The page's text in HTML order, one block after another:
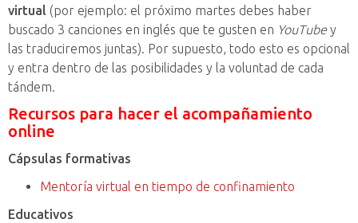
virtual (por ejemplo: el próximo martes debes haber
buscado 3 canciones en inglés que te gusten en YouTube y
las traduciremos juntas). Por supuesto, todo esto es opcional
y entra dentro de las posibilidades y la voluntad de cada
tándem.
Recursos para hacer el acompañamiento
online
Cápsulas formativas
Mentoría virtual en tiempo de confinamiento
Educativos